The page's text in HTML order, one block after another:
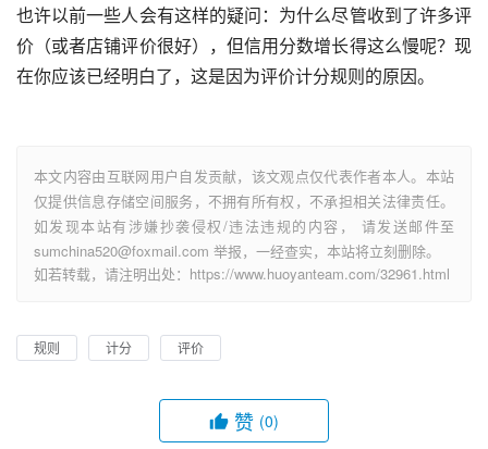
也许以前一些人会有这样的疑问：为什么尽管收到了许多评
价（或者店铺评价很好），但信用分数增长得这么慢呢？现
在你应该已经明白了，这是因为评价计分规则的原因。
本文内容由互联网用户自发贡献，该文观点仅代表作者本人。本站
仅提供信息存储空间服务，不拥有所有权，不承担相关法律责任。
如发现本站有涉嫌抄袭侵权/违法违规的内容， 请发送邮件至
sumchina520@foxmail.com 举报，一经查实，本站将立刻删除。
如若转载，请注明出处：https://www.huoyanteam.com/32961.html
规则 计分 评价
赞 (0)